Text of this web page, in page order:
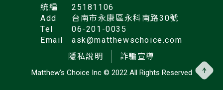
統編
25181106
Add
台南市永康區永科南路30號
Tel
06-201-0035
Email
ask@matthewschoice.com
隱私說明
詐騙宣導
Matthew’s Choice Inc © 2022 All Rights Reserved